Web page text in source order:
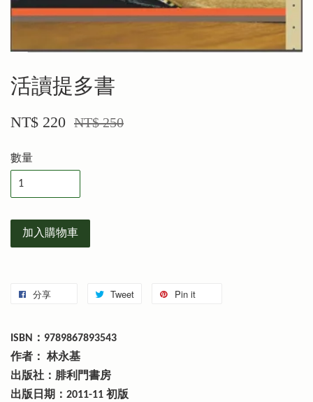
活讀提多書
NT$ 220 NT$ 250
數量
加入購物車
分享 Tweet Pin it
ISBN：9789867893543
作者： 林永基
出版社：腓利門書房
出版日期：2011-11 初版